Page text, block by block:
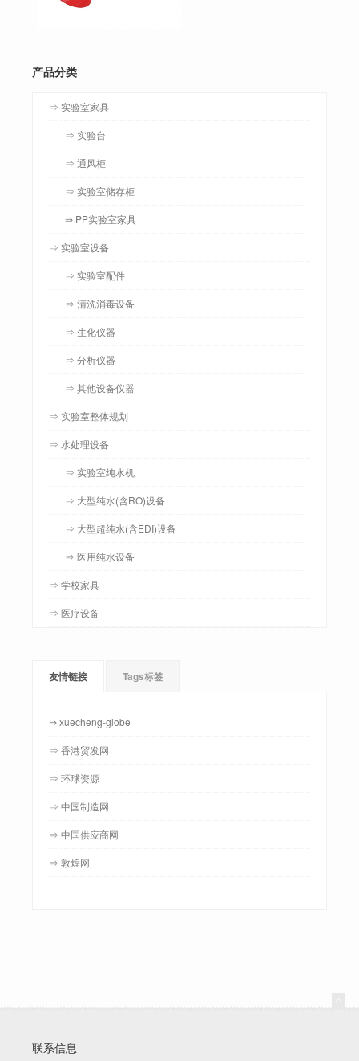
产品分类
⇒ 实验室家具
⇒ 实验台
⇒ 通风柜
⇒ 实验室储存柜
⇒ PP实验室家具
⇒ 实验室设备
⇒ 实验室配件
⇒ 清洗消毒设备
⇒ 生化仪器
⇒ 分析仪器
⇒ 其他设备仪器
⇒ 实验室整体规划
⇒ 水处理设备
⇒ 实验室纯水机
⇒ 大型纯水(含RO)设备
⇒ 大型超纯水(含EDI)设备
⇒ 医用纯水设备
⇒ 学校家具
⇒ 医疗设备
友情链接 Tags标签
⇒ xuecheng-globe
⇒ 香港贸发网
⇒ 环球资源
⇒ 中国制造网
⇒ 中国供应商网
⇒ 敦煌网
联系信息